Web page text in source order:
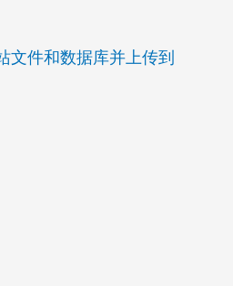
文件和数据库并上传到